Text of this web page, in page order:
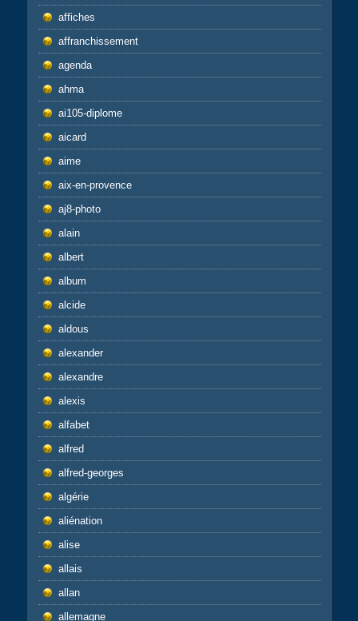
affiches
affranchissement
agenda
ahma
ai105-diplome
aicard
aime
aix-en-provence
aj8-photo
alain
albert
album
alcide
aldous
alexander
alexandre
alexis
alfabet
alfred
alfred-georges
algérie
aliénation
alise
allais
allan
allemagne